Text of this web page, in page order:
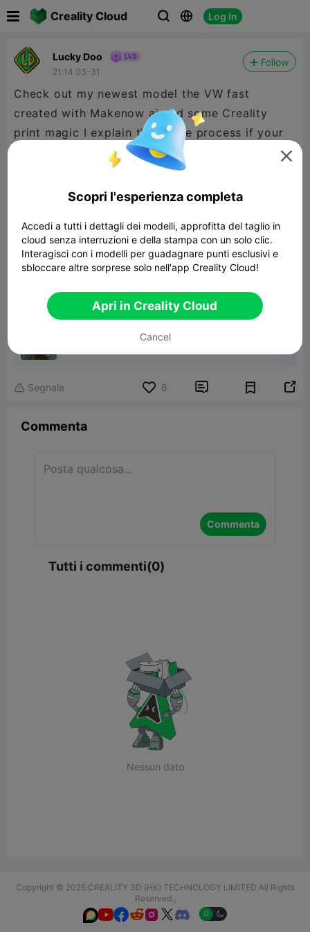
Creality Cloud   Log In
Lucky Doo
21:14 03-31
Follow
Check out my newest model the VW fast
created with Makenow ai and some Creality
print magic I explain the whole process if your
introduction read the description in the model
 Segnala 8  
Commenta
Commenta
Tutti i commenti(0)
Nessun dato
Copyright © 2025 CREALITY 3D (HK) TECHNOLOGY LIMITED All Rights
Reserved.,
  

Scopri l'esperienza completa
Accedi a tutti i dettagli dei modelli, approfitta del taglio in
cloud senza interruzioni e della stampa con un solo clic.
Interagisci con i modelli per guadagnare punti esclusivi e
sbloccare altre sorprese solo nell'app Creality Cloud!
Apri in Creality Cloud
Cancel